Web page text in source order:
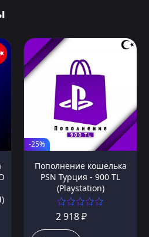
-25%
Пополнение кошелька
PSN Турция - 900 TL
(Playstation)
2 918 ₽